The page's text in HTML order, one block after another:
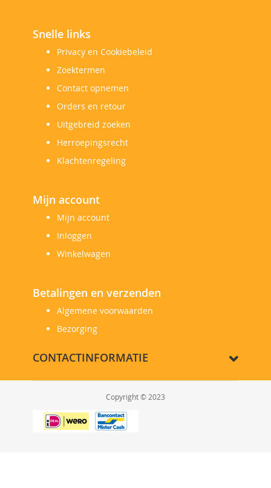
Snelle links
Privacy en Cookiebeleid
Zoektermen
Contact opnemen
Orders en retour
Uitgebreid zoeken
Herroepingsrecht
Klachtenregeling
Mijn account
Mijn account
Inloggen
Winkelwagen
Betalingen en verzenden
Algemene voorwaarden
Bezorging
CONTACTINFORMATIE
Copyright © 2023